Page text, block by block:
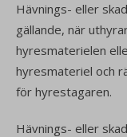
Hävnings- eller
gällande, när
hyresmaterielen
hyresmateriel och
för hyrestagaren.
Hävnings- eller